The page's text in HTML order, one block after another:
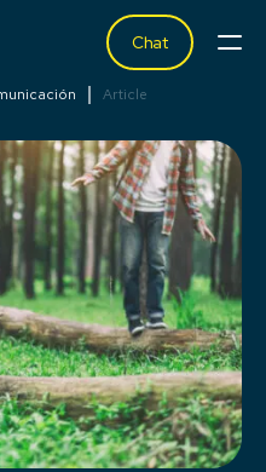
Chat
Article